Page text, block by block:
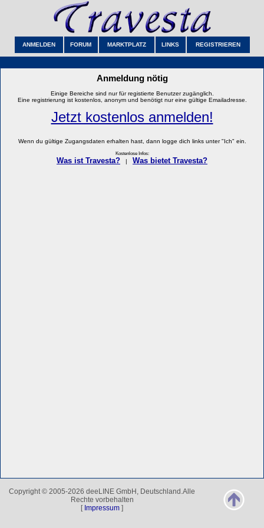
ANMELDEN FORUM MARKTPLATZ LINKS REGISTRIEREN
Anmeldung nötig
Einige Bereiche sind nur für registierte Benutzer zugänglich.
Eine registrierung ist kostenlos, anonym und benötigt nur eine gültige Emailadresse.
Jetzt kostenlos anmelden!
Wenn du gültige Zugangsdaten erhalten hast, dann logge dich links unter "Ich" ein.
Kostenlose Infos:
Was ist Travesta? Was bietet Travesta?
Copyright © 2005-2026 deeLINE GmbH, Deutschland.Alle
Rechte vorbehalten
[ Impressum ]